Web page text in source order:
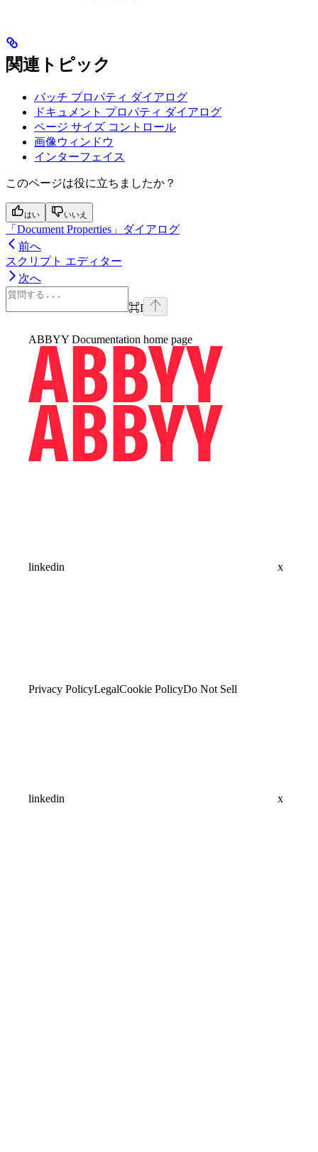
関連トピック
バッチ プロパティ ダイアログ
ドキュメント プロパティ ダイアログ
ページ サイズ コントロール
画像ウィンドウ
インターフェイス
このページは役に立ちましたか？
はい いいえ
「Document Properties」ダイアログ
前へ
スクリプト エディター
次へ
⌘I
ABBYY Documentation home page
linkedin x
Privacy PolicyLegalCookie PolicyDo Not Sell
linkedin x